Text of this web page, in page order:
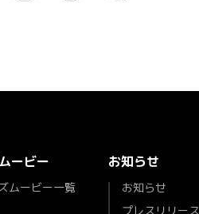
ービー
ムービー一覧
お知らせ
お知らせ
プレスリリース